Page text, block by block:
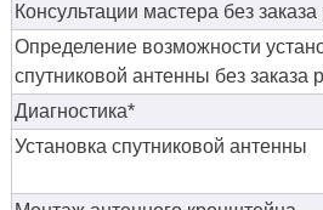
Консультации мастера без заказа
Определение возможности
спутниковой антенны без заказа
Диагностика*
Установка спутниковой антенны